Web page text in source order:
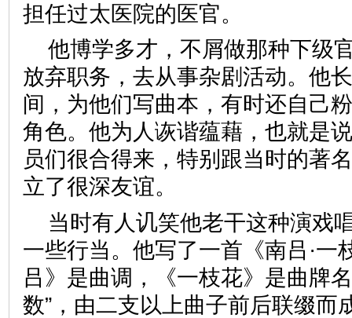
担任过太医院的医官。
他博学多才，不屑做那种下级
放弃职务，去从事杂剧活动。他
间，为他们写曲本，有时还自己
角色。他为人诙谐蕴藉，也就是
员们很合得来，特别跟当时的著
立了很深友谊。
当时有人讥笑他老干这种演戏
一些行当。他写了一首《南吕·一
吕》是曲调，《一枝花》是曲牌
数”，由二支以上曲子前后联缀而